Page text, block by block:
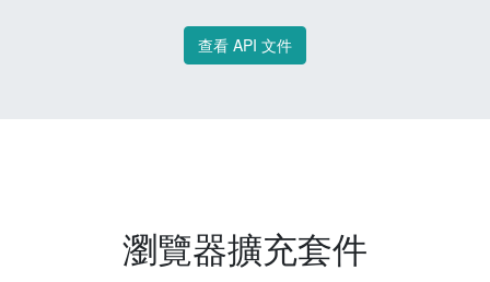
查看 API 文件
瀏覽器擴充套件